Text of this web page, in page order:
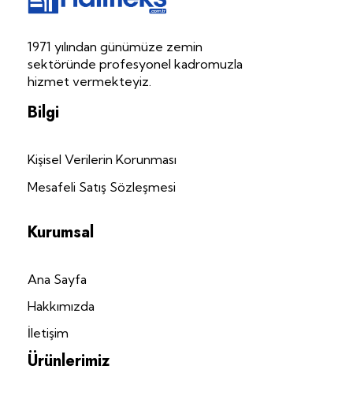
1971 yılından günümüze zemin
sektöründe profesyonel kadromuzla
hizmet vermekteyiz.
Bilgi
Kişisel Verilerin Korunması
Mesafeli Satış Sözleşmesi
Kurumsal
Ana Sayfa
Hakkımızda
İletişim
Ürünlerimiz